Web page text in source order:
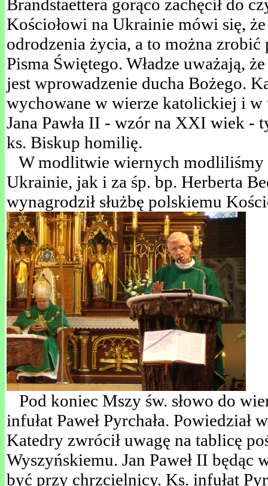
Brandstaettera gorąco zachęcił do
Kościołowi na Ukrainie mówi się,
odrodzenia życia, a to można zrobić
Pisma Świętego. Władze uważają,
jest wprowadzenie ducha Bożego.
wychowane w wierze katolickiej i w
Jana Pawła II - wzór na XXI wiek -
ks. Biskup homilię.
W modlitwie wiernych modliliśmy
Ukrainie, jak i za śp. bp. Herberta
wynagrodził służbę polskiemu
Pod koniec Mszy św. słowo do
infułat Paweł Pyrchała. Powiedział
Katedry zwrócił uwagę na tablicę
Wyszyńskiemu. Jan Paweł II będąc
być przy chrzcielnicy. Ks. infułat